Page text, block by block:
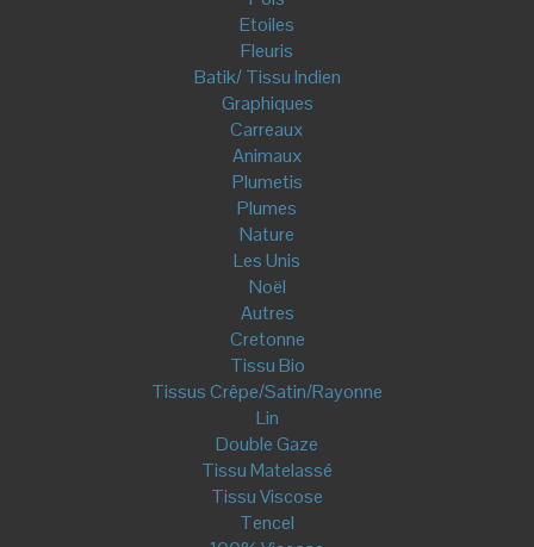
Birch Fabric
Cloud9
Cotton+Steel/ Rifle Paper
Dashwood
France Duval Stalla
Kokka
Lady McElroy
Liberty
Madame Iris
Mind the Maker
Monaluna
Naka Trading
Nerida Hansen
Poppy
Rico Design
See You At Six- Soft Cactus
Stenzo
Polaire et Sherpa
Mercerie
Etiquettes à coudre
Ruban